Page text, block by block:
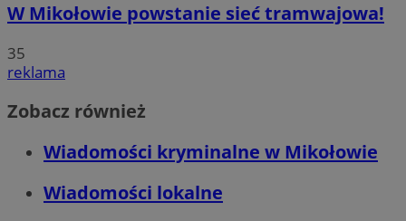
W Mikołowie powstanie sieć tramwajowa!
35
reklama
Zobacz również
Wiadomości kryminalne w Mikołowie
Wiadomości lokalne